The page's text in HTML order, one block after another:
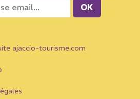
ajaccio-tourisme.com